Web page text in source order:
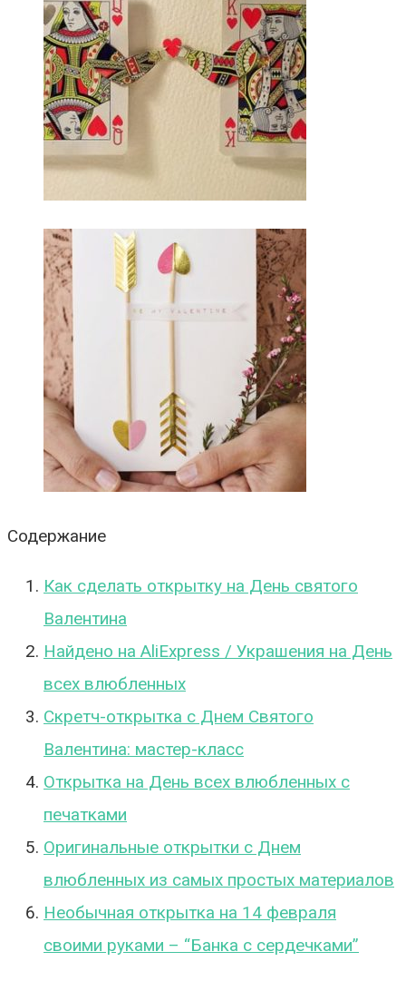
Содержание
Как сделать открытку на День святого
Валентина
Найдено на AliExpress / Украшения на День
всех влюбленных
Скретч-открытка с Днем Святого
Валентина: мастер-класс
Открытка на День всех влюбленных с
печатками
Оригинальные открытки с Днем
влюбленных из самых простых материалов
Необычная открытка на 14 февраля
своими руками – “Банка с сердечками”